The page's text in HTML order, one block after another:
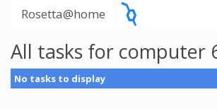
Rosetta@home
All tasks for computer
No tasks to display